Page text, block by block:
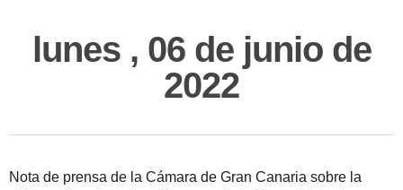
lunes , 06 de junio de
2022
Nota de prensa de la Cámara de Gran Canaria sobre la